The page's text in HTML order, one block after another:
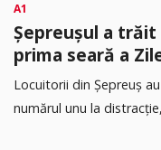
A1
Șepreușul a
prima seară a
Locuitorii din Șepreuș
numărul unu la